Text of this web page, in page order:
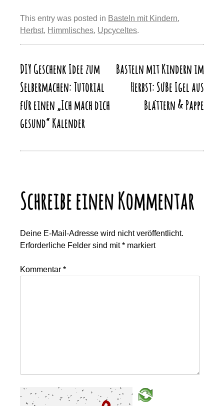
st
b
o
k
y
d
A
y
Li
k
n
This entry was posted in Basteln mit Kindern,
Herbst, Himmlisches, Upcyceltes.
Beitragsnavigation
DIY Geschenk Idee zum
Selbermachen: Tutorial
für einen „Ich mach dich
gesund“ Kalender
Basteln mit Kindern im
Herbst: Süße Igel aus
Blättern & Pappe
Schreibe einen Kommentar
Deine E-Mail-Adresse wird nicht veröffentlicht.
Erforderliche Felder sind mit* markiert
Kommentar*